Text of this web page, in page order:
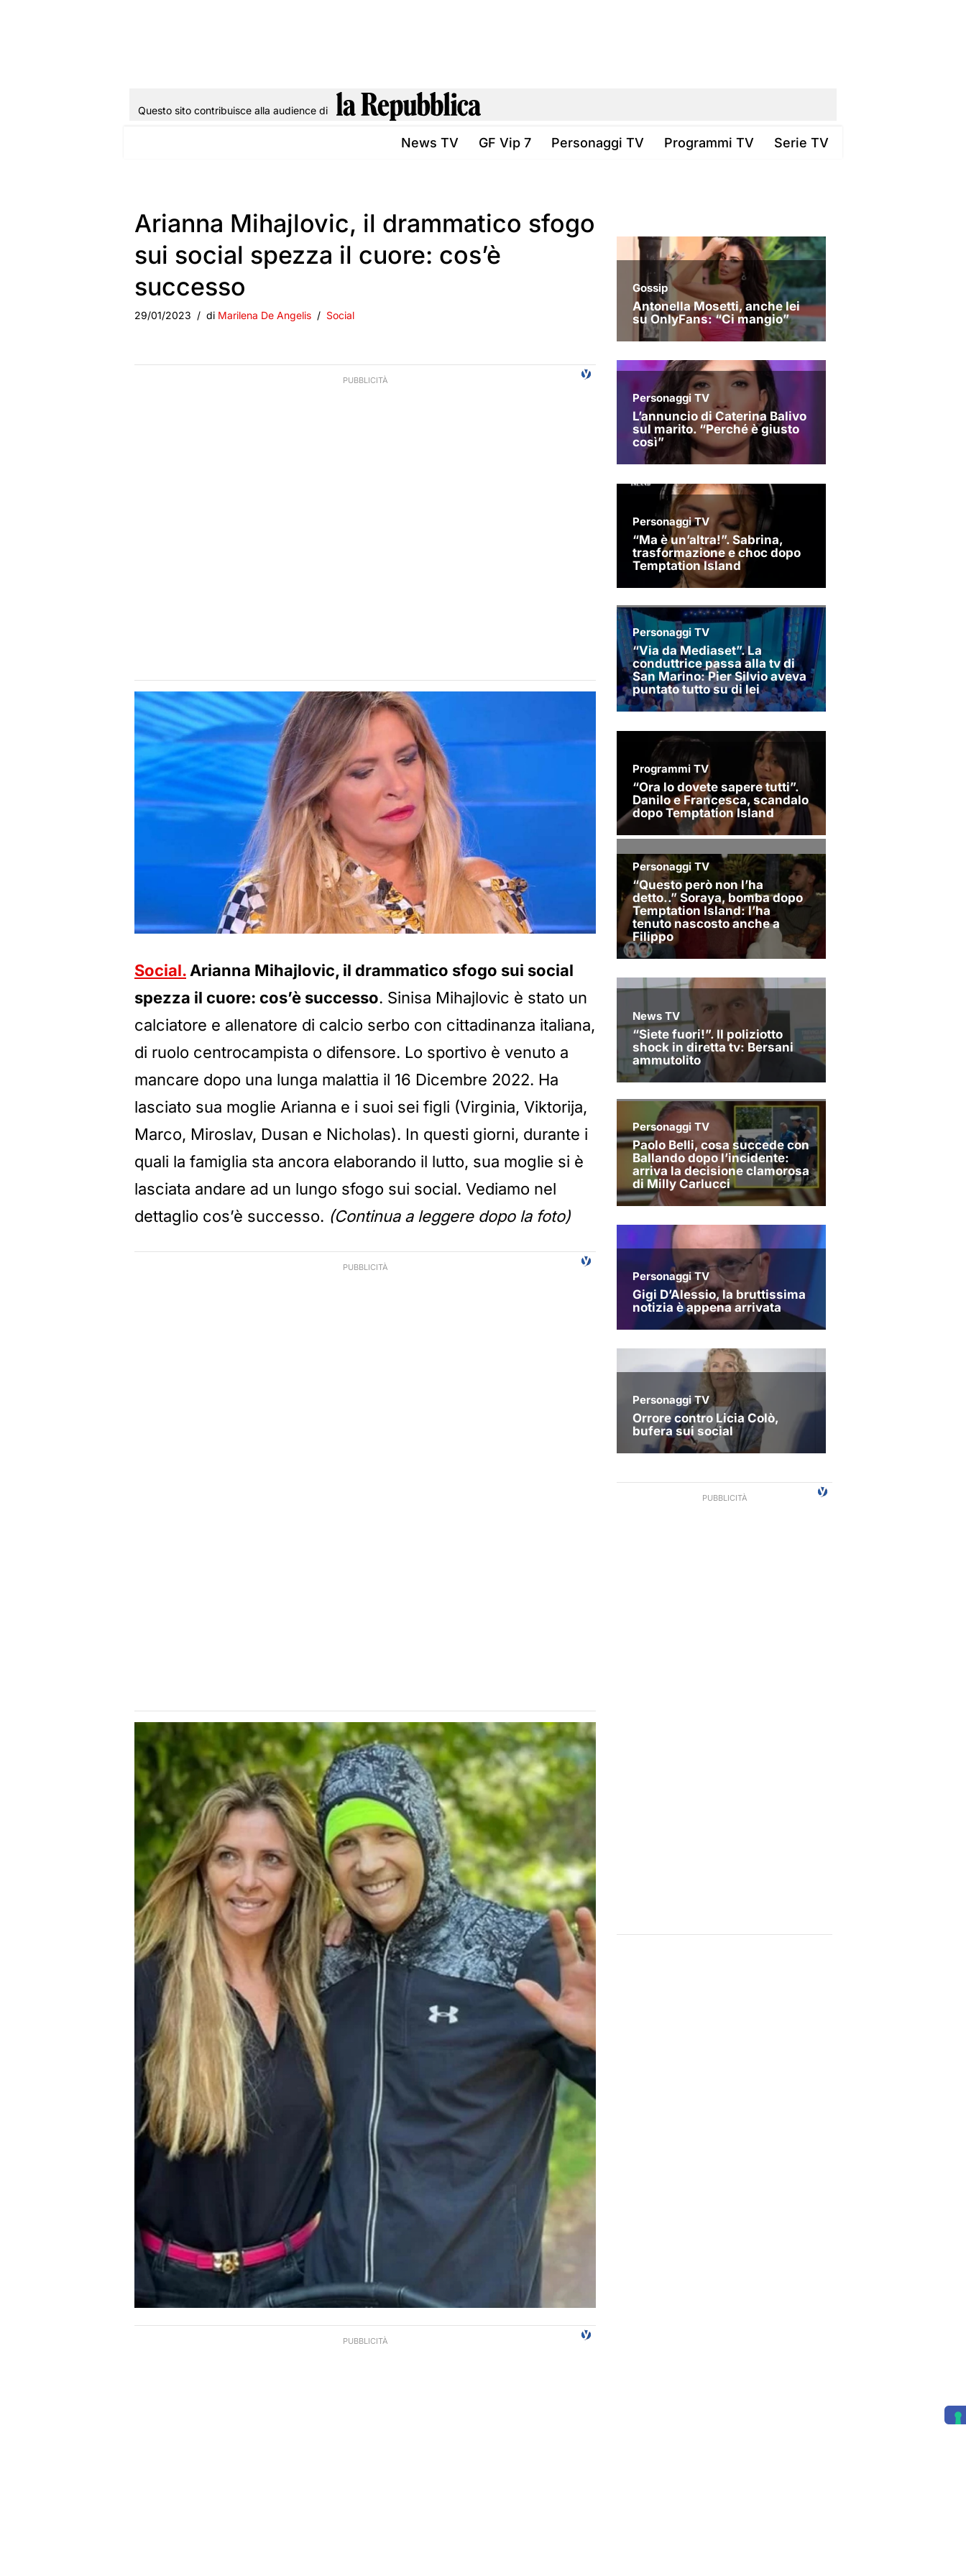
Questo sito contribuisce alla audience di
News TV GF Vip 7 Personaggi TV Programmi TV Serie TV
Arianna Mihajlovic, il drammatico sfogo
sui social spezza il cuore: cos’è
successo
29/01/2023 di Marilena De Angelis Social
Social. Arianna Mihajlovic, il drammatico sfogo sui social
spezza il cuore: cos’è successo. Sinisa Mihajlovic è stato un
calciatore e allenatore di calcio serbo con cittadinanza italiana,
di ruolo centrocampista o difensore. Lo sportivo è venuto a
mancare dopo una lunga malattia il 16 Dicembre 2022. Ha
lasciato sua moglie Arianna e i suoi sei figli (Virginia, Viktorija,
Marco, Miroslav, Dusan e Nicholas). In questi giorni, durante i
quali la famiglia sta ancora elaborando il lutto, sua moglie si è
lasciata andare ad un lungo sfogo sui social. Vediamo nel
dettaglio cos’è successo. (Continua a leggere dopo la foto)